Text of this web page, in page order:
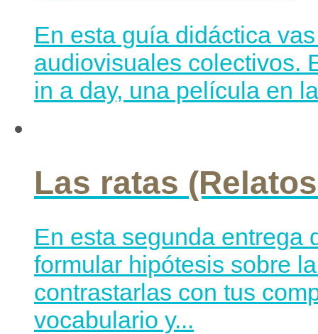
En esta guía didáctica
audiovisuales colectivos.
in a day, una película en
Las ratas
En esta segunda entrega
formular hipótesis sobre
contrastarlas con tus
vocabulario y...